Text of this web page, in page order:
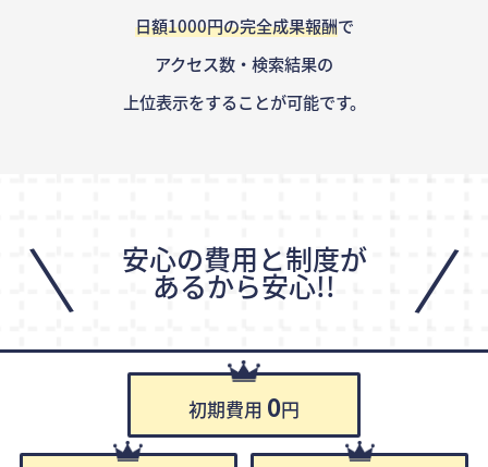
日額1000円の完全成果報酬で
アクセス数・検索結果の
上位表示をすることが可能です。
\ 安心の費用と制度が
あるから安心!! /
初期費用 0円